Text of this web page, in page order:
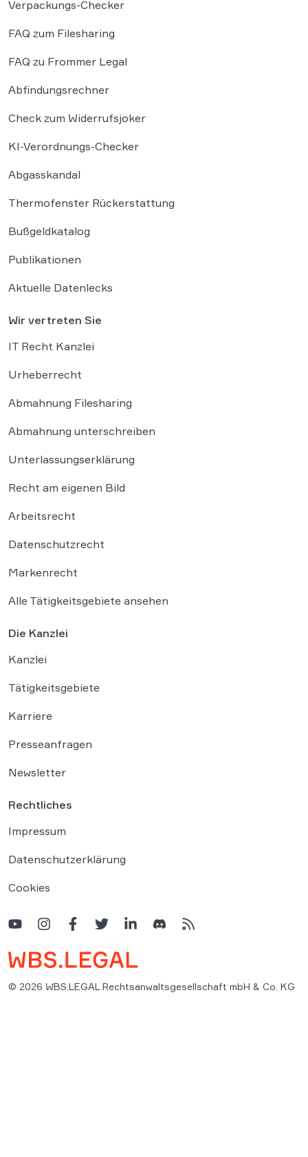
Verpackungs-Checker
FAQ zum Filesharing
FAQ zu Frommer Legal
Abfindungsrechner
Check zum Widerrufsjoker
KI-Verordnungs-Checker
Abgasskandal
Thermofenster Rückerstattung
Bußgeldkatalog
Publikationen
Aktuelle Datenlecks
Wir vertreten Sie
IT Recht Kanzlei
Urheberrecht
Abmahnung Filesharing
Abmahnung unterschreiben
Unterlassungserklärung
Recht am eigenen Bild
Arbeitsrecht
Datenschutzrecht
Markenrecht
Alle Tätigkeitsgebiete ansehen
Die Kanzlei
Kanzlei
Tätigkeitsgebiete
Karriere
Presseanfragen
Newsletter
Rechtliches
Impressum
Datenschutzerklärung
Cookies
© 2026 WBS.LEGAL Rechtsanwaltsgesellschaft mbH & Co. KG